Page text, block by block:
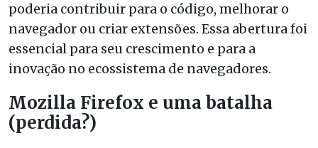
poderia contribuir para o código, melhorar o
navegador ou criar extensões. Essa abertura foi
essencial para seu crescimento e para a
inovação no ecossistema de navegadores.
Mozilla Firefox e uma batalha
(perdida?)